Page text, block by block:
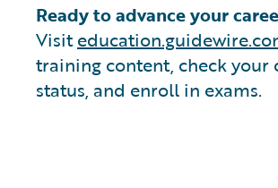
Ready to advance your
Visit
training content, check your
status, and enroll in exams.